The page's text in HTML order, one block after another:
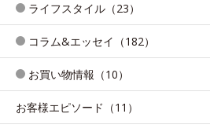
ライフスタイル（23）
コラム&エッセイ（182）
お買い物情報（10）
お客様エピソード（11）